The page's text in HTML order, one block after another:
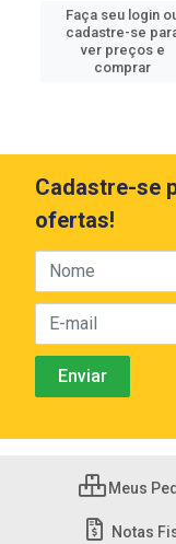
Faça seu login
cadastre-se
ver preços e
comprar
Cadastre-se
ofertas!
Meus
Notas